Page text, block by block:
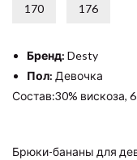
170 176
Бренд: Desty
Пол: Девочка
Состав:30% вискоза,
Брюки-бананы для